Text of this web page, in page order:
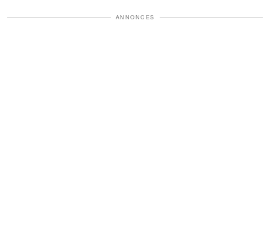
ANNONCES